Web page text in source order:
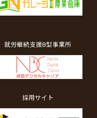
就労継続支援B型事業所
採用サイト